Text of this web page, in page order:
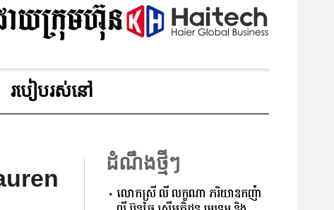
របៀបរស់នៅ
ដំណឹងថ្មីៗ
លោកស្រី លី លក្ខណា ភរិយាឧកញ៉ា